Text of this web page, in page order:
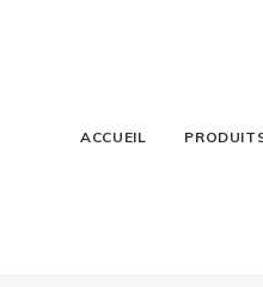
ACCUEIL